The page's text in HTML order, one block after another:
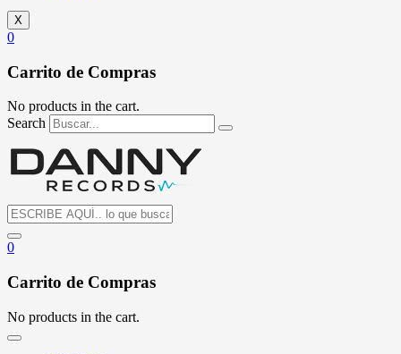
X
0
Carrito de Compras
No products in the cart.
Search
0
Carrito de Compras
No products in the cart.